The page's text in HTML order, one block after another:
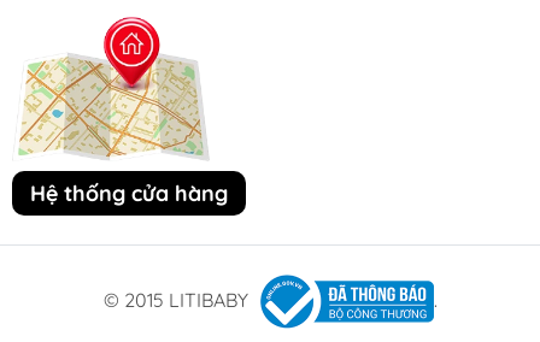
Hệ thống cửa hàng
© 2015 LITIBABY .